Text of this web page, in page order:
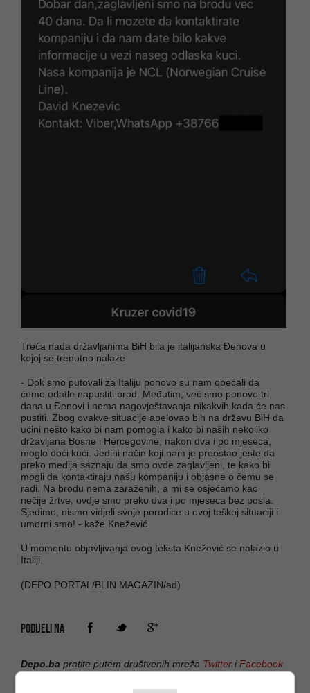
Treća nada državljanima BiH bila je italijanska Đenova u
kojoj se trenutno nalaze.
- Dok smo putovali za Italiju ponovo su nam obećali da
ćemo odatle napustiti brod. Međutim, već smo ponovo tri
dana u Đenovi i nema nagovještavanja nikakvih kada će nas
pustiti. Zbog ovakve situacije apelovao bih na državu BiH da
učini nešto kako bi nam pomogla i kako bi naših nekoliko
državljana Bosne i Hercegovine, nakon dva i po mjeseca,
moglo doći kući. Jedini način koji nam je preostao jeste da
preko medija saznaju da smo ovde zaglavljeni, te kako bi
mogli da kontaktiraju našu kompaniju i objasne o čemu se
radi. Na brodu nema zaraženih, a mi se osjećamo kao
nečije žrtve, ovdje smo preko dva i po mjeseca bez posla.
Sjedimo, nismo vidjeli svoje porodice u ovoj teškoj situaciji i
umorni smo! - kaže Knežević.
U momentu objavljivanja ovog teksta Knežević se nalazio u
Italiji.
(DEPO PORTAL/BLIN MAGAZIN/ad)
PODIJELI NA
Depo.ba pratite putem društvenih mreža Twitter iFacebook